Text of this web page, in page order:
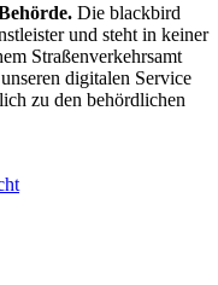
Die blackbird
und steht in keiner
Straßenverkehrsamt
digitalen Service
zu den behördlichen